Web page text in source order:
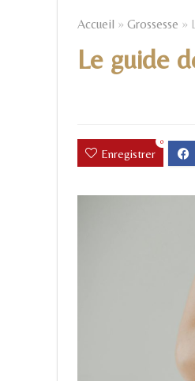
Accueil » Grossesse »
Le guide
Enregistrer
0